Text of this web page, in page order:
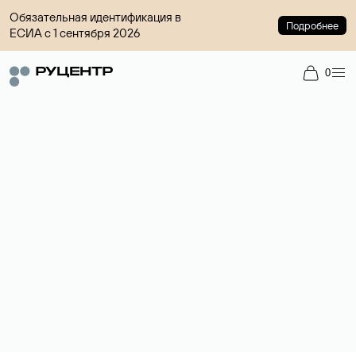
Обязательная идентификация в
ЕСИА с 1 сентября 2026
Подробнее
0